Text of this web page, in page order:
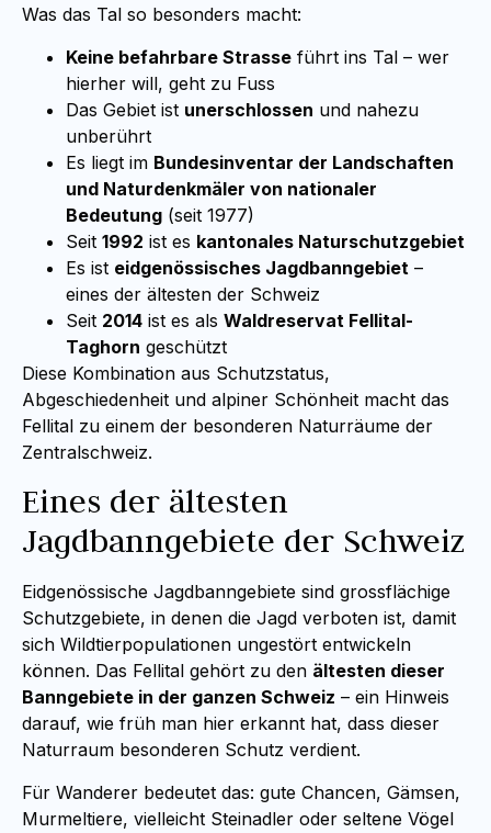
Was das Tal so besonders macht:
Keine befahrbare Strasse führt ins Tal – wer
hierher will, geht zu Fuss
Das Gebiet ist unerschlossen und nahezu
unberührt
Es liegt im Bundesinventar der Landschaften
und Naturdenkmäler von nationaler
Bedeutung (seit 1977)
Seit 1992 ist es kantonales Naturschutzgebiet
Es ist eidgenössisches Jagdbanngebiet –
eines der ältesten der Schweiz
Seit 2014 ist es als Waldreservat Fellital-
Taghorn geschützt
Diese Kombination aus Schutzstatus,
Abgeschiedenheit und alpiner Schönheit macht das
Fellital zu einem der besonderen Naturräume der
Zentralschweiz.
Eines der ältesten
Jagdbanngebiete der Schweiz
Eidgenössische Jagdbanngebiete sind grossflächige
Schutzgebiete, in denen die Jagd verboten ist, damit
sich Wildtierpopulationen ungestört entwickeln
können. Das Fellital gehört zu den ältesten dieser
Banngebiete in der ganzen Schweiz – ein Hinweis
darauf, wie früh man hier erkannt hat, dass dieser
Naturraum besonderen Schutz verdient.
Für Wanderer bedeutet das: gute Chancen, Gämsen,
Murmeltiere, vielleicht Steinadler oder seltene Vögel